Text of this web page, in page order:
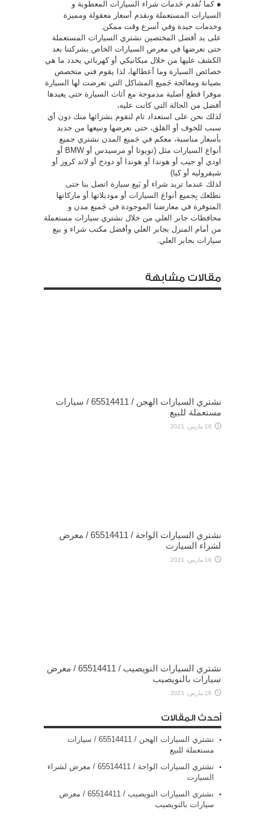
● كما نُقدم خَدمات شراء السيارات المعطوبة و
السيارات المستعملة ونقدم أسعار معقولة ومميزة
وخدمات جيدة وفي أسرع وقت ممكن.
على يد أفضل المختصين نشتري السيارات المستعملة
حتى نعرضها في معرض السيارات الخاص بشركتنا بعد
الكشف عليها من خلال ميكانيكي أو كهربائي يحدد ما هي
خصائص السيارة وما أعطالها، لذا يقوم فني متخصص
بصيانة ومعالجة جَميع المشاكل التي تعرضت لها السيارة
موفرا قطع أصلية مدموجة مع أثاث السيارة حتى يعيدها
أفضل من الحالة التي كانت عليه،
لذلك نحن على استعداد تام لنقوم بشرائها منك دون أي
سبب للخوف أو القلق، حتى نعرضها ونبيعها من جديد
بأسعار مناسبة، معكم في جَميع المدن نشتري جميع
أنواع السيارات مثل (تويوتا أو مرسيدس أو BMW أو
اودي أو جيب أو هوندا أو هوندا أو دودج أو لاتد كروز أو
شيفروليه أو كيا)
لذلك عندما تريد شراء أو بَيع سيارة اتصل بنا حتى
نطلعك بِجميع أنواع السيارات أو موديلاتها أو ماركاتها
المتوفرة في معارضنا الموجودة في جَميع مدن و
محافظات جابر العلي من خلال نشتري سيارات مستعملة
من أمام المنزل بجابر العلي وأفضل مكتب شراء و بيع
سيارات بجابر العلي.
مقالات مشابهة
نشتري السيارات الهجن / 65514411 / سيارات
مستعملة للبيع
16 مارس، 2021
نشتري السيارات الواحة / 65514411 / معرض
لشراء السيارت
16 مارس، 2021
نشتري السيارات النويصيب / 65514411 / معرض
سيارات بالنويصيب
16 مارس، 2021
أحدث المقالات
نشتري السيارات الهجن / 65514411 / سيارات
مستعملة للبيع
نشتري السيارات الواحة / 65514411 / معرض لشراء
السيارت
نشتري السيارات النويصيب / 65514411 / معرض
سيارات بالنويصيب